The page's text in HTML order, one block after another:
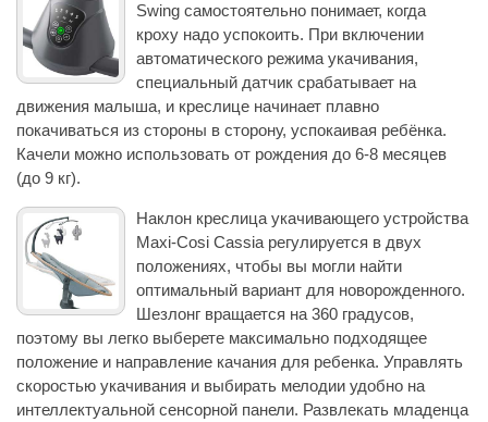
Swing самостоятельно понимает, когда
кроху надо успокоить. При включении
автоматического режима укачивания,
специальный датчик срабатывает на
движения малыша, и креслице начинает плавно
покачиваться из стороны в сторону, успокаивая ребёнка.
Качели можно использовать от рождения до 6-8 месяцев
(до 9 кг).
Наклон креслица укачивающего устройства
Maxi-Cosi Cassia регулируется в двух
положениях, чтобы вы могли найти
оптимальный вариант для новорожденного.
Шезлонг вращается на 360 градусов,
поэтому вы легко выберете максимально подходящее
положение и направление качания для ребенка. Управлять
скоростью укачивания и выбирать мелодии удобно на
интеллектуальной сенсорной панели. Развлекать младенца